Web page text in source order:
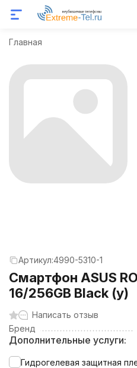
Главная
Артикул:4990-5310-1
Смартфон ASUS
16/256GB Black (y)
Написать отзыв
Бренд
Дополнительные услуги:
Гидрогелевая защитная